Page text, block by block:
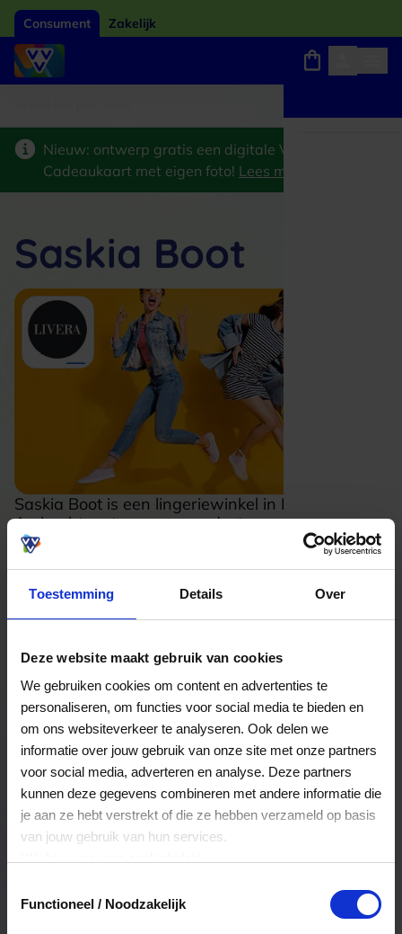
Toestemming Details Over
Deze website maakt gebruik van cookies
We gebruiken cookies om content en advertenties te
personaliseren, om functies voor social media te bieden en
om ons websiteverkeer te analyseren. Ook delen we
informatie over jouw gebruik van onze site met onze partners
voor social media, adverteren en analyse. Deze partners
kunnen deze gegevens combineren met andere informatie die
je aan ze hebt verstrekt of die ze hebben verzameld op basis
van jouw gebruik van hun services.
Functioneel / Noodzakelijk
Consument Zakelijk
Nieuw: ontwerp gratis een digitale VVV
Cadeaukaart met eigen foto! Lees meer
Saskia Boot is een lingeriewinkel in Hendrik-Ido-
Ambacht met een verzorgde, toegankelijke sfeer
waar stijl en comfort mooi samenkomen. Je vindt
er een brede selectie lingerie, ondermode,
pasvorm, kwaliteit en draagcomfort. De winkel
voelt persoonlijk en rustig aan, waardoor je
dat echt bij je past. Of je nu zoekt naar iets
elegants, hier draait het om keuzes waar je je
goed in voelt. Dat maakt deze zaak aantrekkelijk
voor iedereen die waarde hecht aan mooie
basics, fijne materialen en een ontspannen
winkelervaring.
Lees meer
Bekijk website
Saskia Boot
Bekijk welke kaarten wij accepteren
Locatie
Saskia Boot